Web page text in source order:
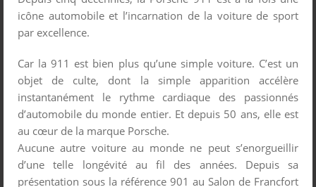
icône automobile et l’incarnation de la voiture de sport
par excellence.
Car la 911 est bien plus qu’une simple voiture. C’est un
objet de culte, dont la simple apparition accélère
instantanément le rythme cardiaque des passionnés
d’automobile du monde entier. Et depuis 50 ans, elle est
au cœur de la marque Porsche.
Aucune autre voiture au monde ne peut s’enorgueillir
d’une telle longévité au fil des années. Depuis sa
présentation sous la référence 901 au Salon de Francfort